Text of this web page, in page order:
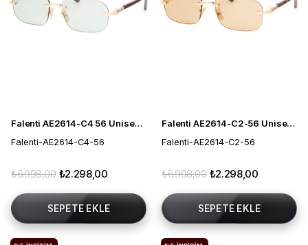
Falenti AE2614-C4 56 Unisex Güneş Gözlüğü
Falenti-AE2614-C4-56
₺2.298,00
₺6.998,00
SEPETE EKLE
Falenti AE2614-C2-56 Unisex Güneş Gözlüğü
Falenti-AE2614-C2-56
₺2.298,00
₺6.998,00
SEPETE EKLE